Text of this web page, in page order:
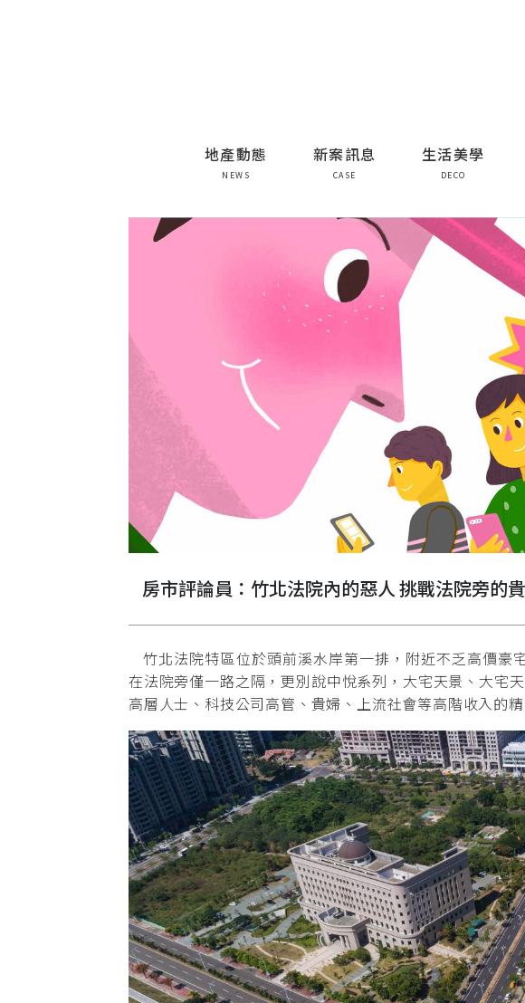
地產動態
NEWS
新案訊息
CASE
生活美學
DECO
房市評論員：竹北法院內的惡人 挑戰法院旁的
竹北法院特區位於頭前溪水岸第一排，附近不乏高價豪
在法院旁僅一路之隔，更別說中悅系列，大宅天景、大宅
高層人士、科技公司高管、貴婦、上流社會等高階收入的